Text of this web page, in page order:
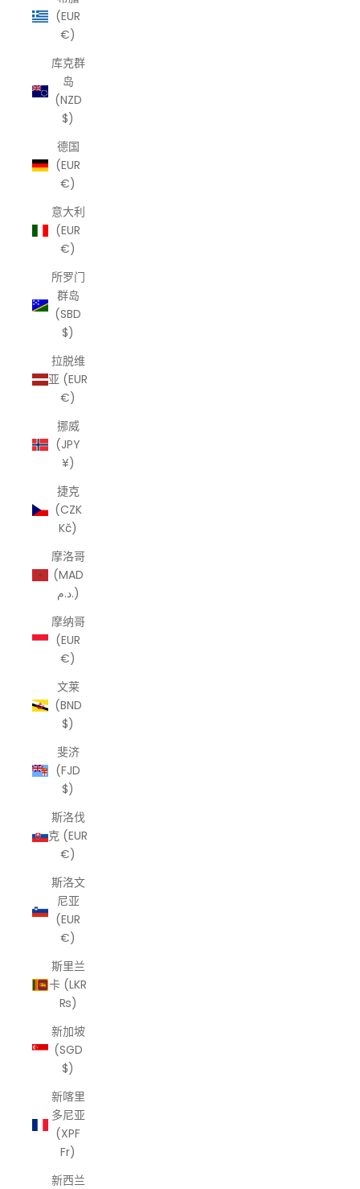
(EUR
€)
库克群
岛
(NZD
$)
德国
(EUR
€)
意大利
(EUR
€)
所罗门
群岛
(SBD
$)
拉脱维
亚 (EUR
€)
挪威
(JPY
¥)
捷克
(CZK
Kč)
摩洛哥
(MAD
د.م.)
摩纳哥
(EUR
€)
文莱
(BND
$)
斐济
(FJD
$)
斯洛伐
克 (EUR
€)
斯洛文
尼亚
(EUR
€)
斯里兰
卡 (LKR
₨)
新加坡
(SGD
$)
新喀里
多尼亚
(XPF
Fr)
新西兰